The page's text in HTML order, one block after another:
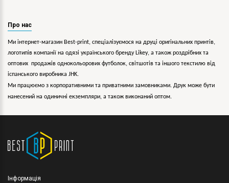
Про нас
Ми інтернет-магазин Best-print, спеціалізуємося на друці оригінальних принтів,
логотипів компанії на одязі українського бренду Likey, а також роздрібних та
оптових продажів однокольорових футболок, світшотів та іншого текстилю від
іспанського виробника JHK.
Ми працюємо з корпоративними та приватними замовниками. Друк може бути
нанесений на одиничні екземпляри, а також виконаний оптом.
Інформація